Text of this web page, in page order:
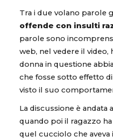
Tra i due volano parole
offende con insulti
parole sono
web, nel vedere il
donna in questione
che fosse sotto effetto
visto il suo
La discussione è andata
quando poi il ragazzo
quel cucciolo che aveva